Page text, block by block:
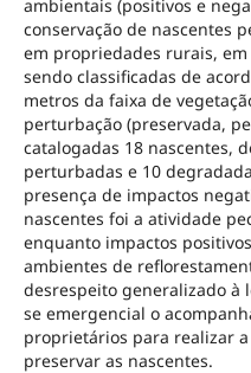
ambientais (positivos e
conservação de nascentes
em propriedades rurais, em
sendo classificadas de
metros da faixa de
perturbação (preservada,
catalogadas 18 nascentes,
perturbadas e 10
presença de impactos
nascentes foi a atividade
enquanto impactos
ambientes de
desrespeito generalizado à
se emergencial o
proprietários para realizar
preservar as nascentes.